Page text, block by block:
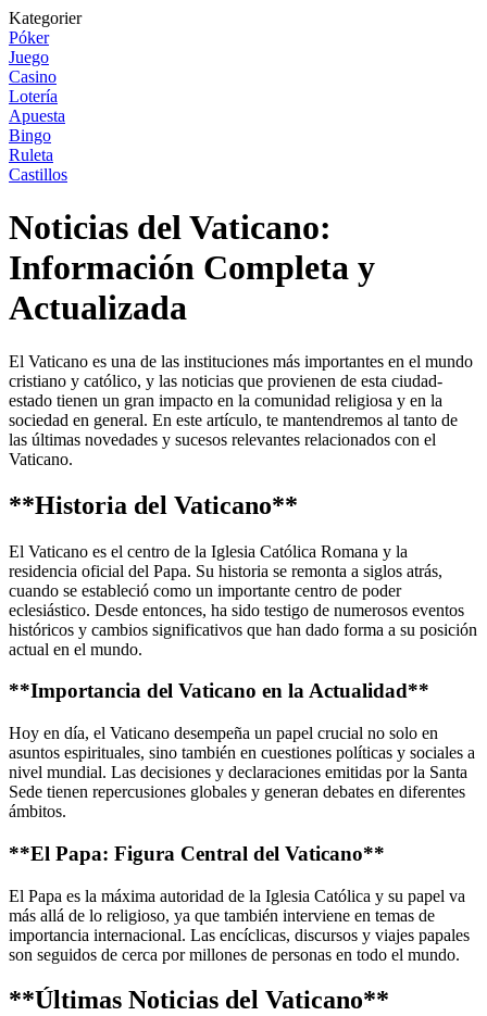
Kategorier
Póker
Juego
Casino
Lotería
Apuesta
Bingo
Ruleta
Castillos
Noticias del Vaticano:
Información Completa y
Actualizada
El Vaticano es una de las instituciones más importantes en el mundo
cristiano y católico, y las noticias que provienen de esta ciudad-
estado tienen un gran impacto en la comunidad religiosa y en la
sociedad en general. En este artículo, te mantendremos al tanto de
las últimas novedades y sucesos relevantes relacionados con el
Vaticano.
**Historia del Vaticano**
El Vaticano es el centro de la Iglesia Católica Romana y la
residencia oficial del Papa. Su historia se remonta a siglos atrás,
cuando se estableció como un importante centro de poder
eclesiástico. Desde entonces, ha sido testigo de numerosos eventos
históricos y cambios significativos que han dado forma a su posición
actual en el mundo.
**Importancia del Vaticano en la Actualidad**
Hoy en día, el Vaticano desempeña un papel crucial no solo en
asuntos espirituales, sino también en cuestiones políticas y sociales a
nivel mundial. Las decisiones y declaraciones emitidas por la Santa
Sede tienen repercusiones globales y generan debates en diferentes
ámbitos.
**El Papa: Figura Central del Vaticano**
El Papa es la máxima autoridad de la Iglesia Católica y su papel va
más allá de lo religioso, ya que también interviene en temas de
importancia internacional. Las encíclicas, discursos y viajes papales
son seguidos de cerca por millones de personas en todo el mundo.
**Últimas Noticias del Vaticano**